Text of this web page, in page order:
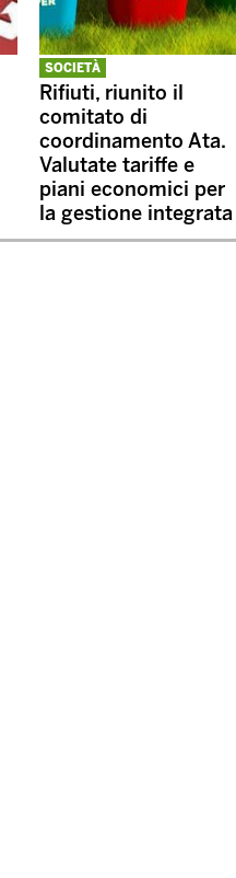
SOCIETÀ
Rifiuti, riunito il
comitato di
coordinamento Ata.
Valutate tariffe e
piani economici per
la gestione integrata